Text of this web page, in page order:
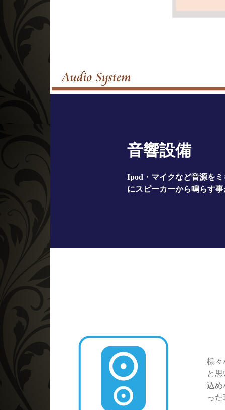
様々
と
込め
っ
音響設備
Ipod・マイクなど音源を
にスピーカーから鳴らす